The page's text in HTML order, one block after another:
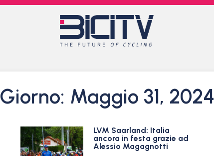
Giorno: Maggio 31, 2024
LVM Saarland: Italia
ancora in festa grazie ad
Alessio Magagnotti